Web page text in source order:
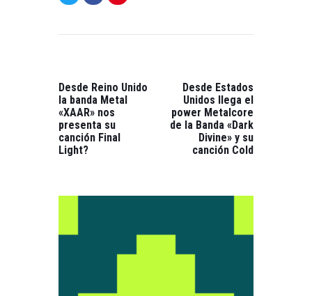
POST:
Desde Reino Unido
la banda Metal
«XAAR» nos
presenta su
canción Final
Light?
Desde Estados
Unidos llega el
power Metalcore
de la Banda «Dark
Divine» y su
canción Cold